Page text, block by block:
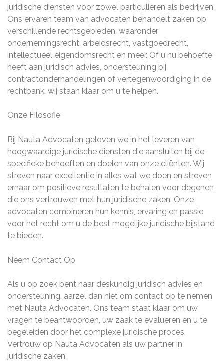
juridische diensten voor zowel particulieren als bedrijven.
Ons ervaren team van advocaten behandelt zaken op
verschillende rechtsgebieden, waaronder
ondernemingsrecht, arbeidsrecht, vastgoedrecht,
intellectueel eigendomsrecht en meer. Of u nu behoefte
heeft aan juridisch advies, ondersteuning bij
contractonderhandelingen of vertegenwoordiging in de
rechtbank, wij staan klaar om u te helpen.
Onze Filosofie
Bij Nauta Advocaten geloven we in het leveren van
hoogwaardige juridische diensten die aansluiten bij de
specifieke behoeften en doelen van onze cliënten. Wij
streven naar excellentie in alles wat we doen en streven
ernaar om positieve resultaten te behalen voor degenen
die ons vertrouwen met hun juridische zaken. Onze
advocaten combineren hun kennis, ervaring en passie
voor het recht om u de best mogelijke juridische bijstand
te bieden.
Neem Contact Op
Als u op zoek bent naar deskundig juridisch advies en
ondersteuning, aarzel dan niet om contact op te nemen
met Nauta Advocaten. Ons team staat klaar om uw
vragen te beantwoorden, uw zaak te evalueren en u te
begeleiden door het complexe juridische proces.
Vertrouw op Nauta Advocaten als uw partner in
juridische zaken.